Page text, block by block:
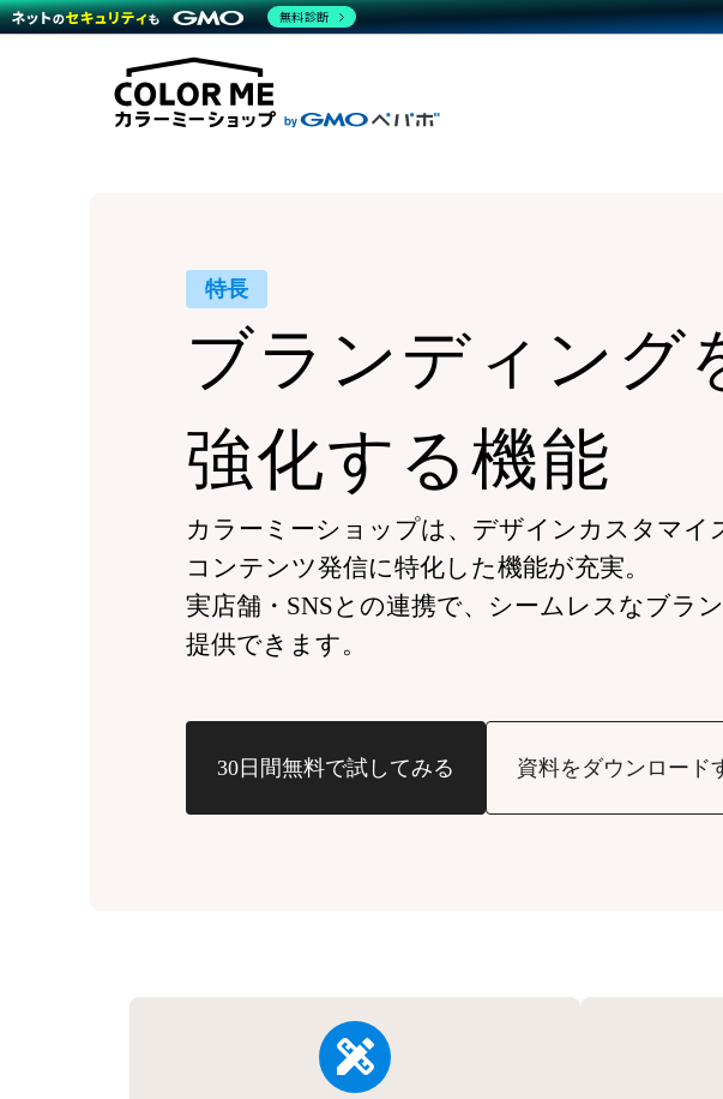
商材一覧を見る
機能一覧を見る
WordPress導入
モバイルアプリ
複数店舗との連携
料金
プラン・料金一覧を見る
事例
運営サポート
サポート一覧を見る
特長
ブランディング
強化する機能
カラーミーショップは、 デザインカスタマイ
コンテンツ発信に特化した機能が充実。
実店舗・SNSとの連携で、 シームレスなブラ
提供できます。
30日間無料で試してみる 資料をダウンロード
無料診断